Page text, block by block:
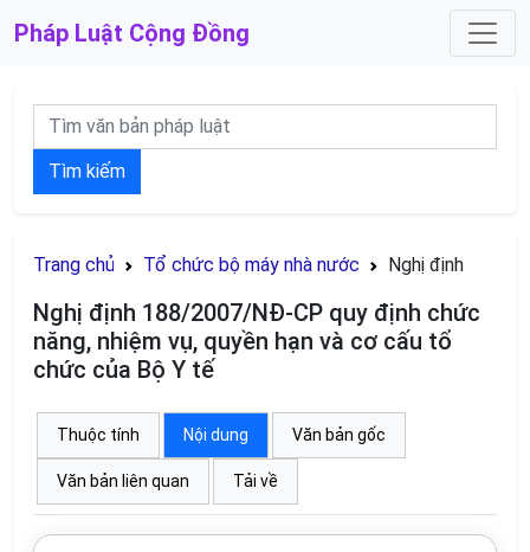
Pháp Luật Cộng Đồng
Tìm kiếm
Trang chủ Tổ chức bộ máy nhà nước Nghị định
Nghị định 188/2007/NĐ-CP quy định chức
năng, nhiệm vụ, quyền hạn và cơ cấu tổ
chức của Bộ Y tế
Thuộc tính Nội dung Văn bản gốc
Văn bản liên quan Tải về